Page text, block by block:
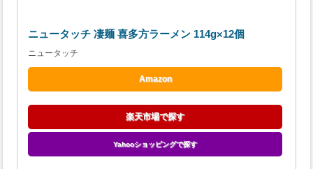
ニュータッチ 凄麺 喜多方ラーメン 114g×12個
ニュータッチ
Amazon
楽天市場で探す
Yahooショッピングで探す